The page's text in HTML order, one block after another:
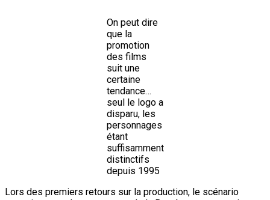
On peut dire
que la
promotion
des films
suit une
certaine
tendance…
seul le logo a
disparu, les
personnages
étant
suffisamment
distinctifs
depuis 1995
Lors des premiers retours sur la production, le scénario